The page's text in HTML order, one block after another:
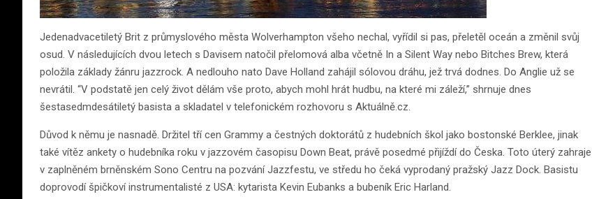
Jedenadvacetiletý Brit z průmyslového města Wolverhampton všeho nechal, vyřídil si pas, přeletěl oceán a změnil svůj
osud. V následujících dvou letech s Davisem natočil přelomová alba včetně In a Silent Way nebo Bitches Brew, která
položila základy žánru jazzrock. A nedlouho nato Dave Holland zahájil sólovou dráhu, jež trvá dodnes. Do Anglie už se
nevrátil. “V podstatě jen celý život dělám vše proto, abych mohl hrát hudbu, na které mi záleží,” shrnuje dnes
šestasedmdesátiletý basista a skladatel v telefonickém rozhovoru s Aktuálně.cz.
Důvod k němu je nasnadě. Držitel tří cen Grammy a čestných doktorátů z hudebních škol jako bostonské Berklee, jinak
také vítěz ankety o hudebníka roku v jazzovém časopisu Down Beat, právě posedmé přijíždí do Česka. Toto úterý zahraje
v zaplněném brněnském Sono Centru na pozvání Jazzfestu, ve středu ho čeká vyprodaný pražský Jazz Dock. Basistu
doprovodí špičkoví instrumentalisté z USA: kytarista Kevin Eubanks a bubeník Eric Harland.